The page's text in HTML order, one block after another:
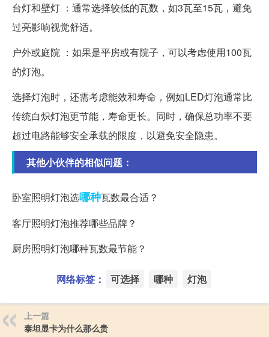
台灯和壁灯 ：通常选择较低的瓦数，如3瓦至15瓦，避免
过亮影响视觉舒适。
户外或庭院 ：如果是平房或有院子，可以考虑使用100瓦
的灯泡。
选择灯泡时，还需考虑能效和寿命，例如LED灯泡通常比
传统白炽灯泡更节能，寿命更长。同时，确保总功率不要
超过电路能够安全承载的限度，以避免安全隐患。
其他小伙伴的相似问题：
卧室照明灯泡选哪种瓦数最合适？
客厅照明灯泡推荐哪些品牌？
厨房照明灯泡哪种瓦数最节能？
网络标签： 可选择 哪种 灯泡
上一篇
泰坦显卡为什么那么贵